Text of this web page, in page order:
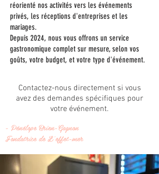
réorienté nos activités vers les événements
privés, les réceptions d'entreprises et les
mariages.
Depuis 2024, nous vous offrons un service
gastronomique complet sur mesure, selon vos
goûts, votre budget, et votre type d'événement.
Contactez-nous directement si vous
avez des demandes spécifiques pour
votre événement.
- Pénélope Brien-Gagnon
Fondatrice de L'effet-mer